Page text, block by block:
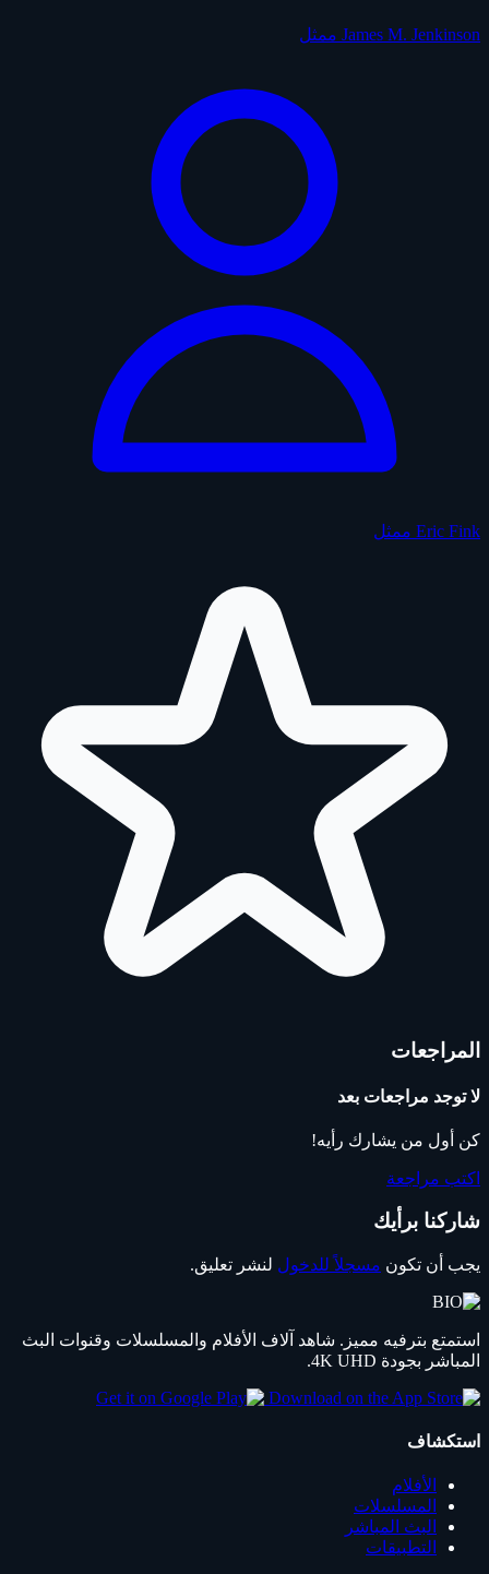
James M. Jenkinson ممثل
Eric Fink ممثل
المراجعات
لا توجد مراجعات بعد
كن أول من يشارك رأيه!
اكتب مراجعة
شاركنا برأيك
يجب أن تكون مسجلاً للدخول لنشر تعليق.
استمتع بترفيه مميز. شاهد آلاف الأفلام والمسلسلات وقنوات البث
المباشر بجودة 4K UHD.
استكشاف
الأفلام
المسلسلات
البث المباشر
التطبيقات